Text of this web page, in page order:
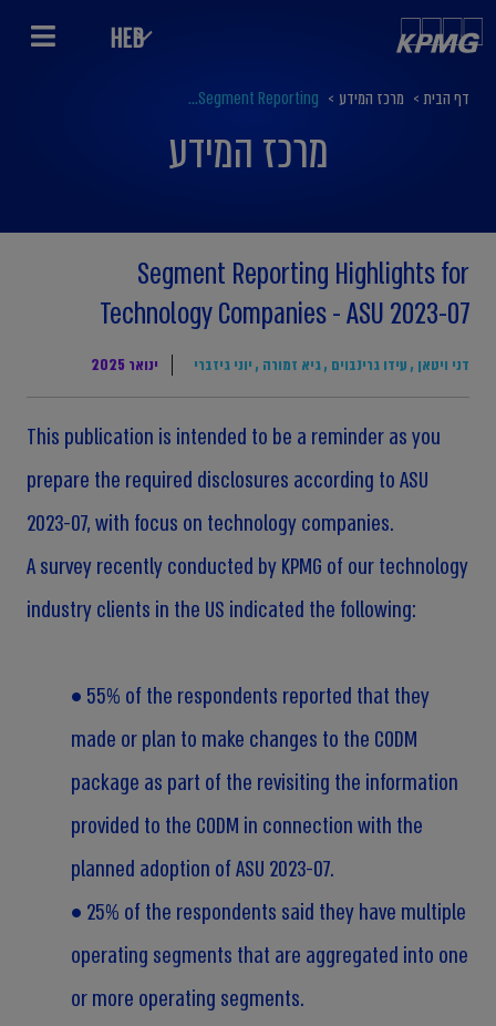
HEB
דף הבית > מרכז המידע >
Segment Reporting...
מרכז המידע
Segment Reporting Highlights for
Technology Companies - ASU 2023-07
דני ויטאן , עידו גרינבוים ,גיא זמורה , יוני גיזברי ינואר 2025
This publication is intended to be a reminder as you
prepare the required disclosures according to ASU
2023-07, with focus on technology companies.
A survey recently conducted by KPMG of our technology
industry clients in the US indicated the following:
• 55% of the respondents reported that they
made or plan to make changes to the CODM
package as part of the revisiting the information
provided to the CODM in connection with the
planned adoption of ASU 2023-07.
• 25% of the respondents said they have multiple
operating segments that are aggregated into one
or more operating segments.